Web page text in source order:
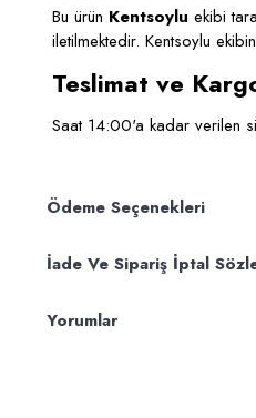
Bu ürün Kentsoylu ekibi
iletilmektedir. Kentsoylu
Teslimat ve
Saat 14:00'a kadar verilen
Ödeme Seçenekleri
İade Ve Sipariş İptal
Yorumlar